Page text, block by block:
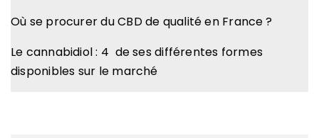
Où se procurer du CBD de qualité en France ?
Le cannabidiol : 4 de ses différentes formes
disponibles sur le marché